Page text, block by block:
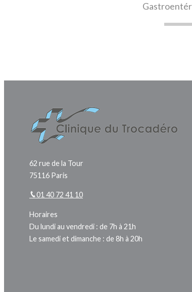
62 rue de la Tour
75116 Paris
01 40 72 41 10
Horaires
Du lundi au vendredi : de 7h à 21h
Le samedi et dimanche : de 8h à 20h